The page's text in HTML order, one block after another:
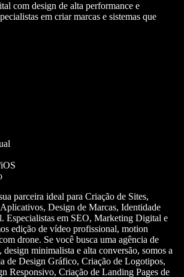
com design de alta performance e
em criar marcas e sistemas que
parceira ideal para Criação de Sites,
Design de Marcas, Identidade
Especialistas em SEO, Marketing Digital e
edição de vídeo profissional, motion
drone. Se você busca uma agência de
minimalista e alta conversão, somos a
de Design Gráfico, Criação de Logotipos,
Responsivo, Criação de Landing Pages de